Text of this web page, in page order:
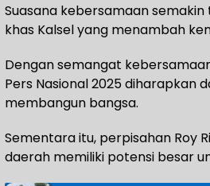
Suasana kebersamaan
khas Kalsel yang menambah
Dengan semangat
Pers Nasional 2025 diharapkan
membangun bangsa.
Sementara itu, perpisahan Roy
daerah memiliki potensi besar